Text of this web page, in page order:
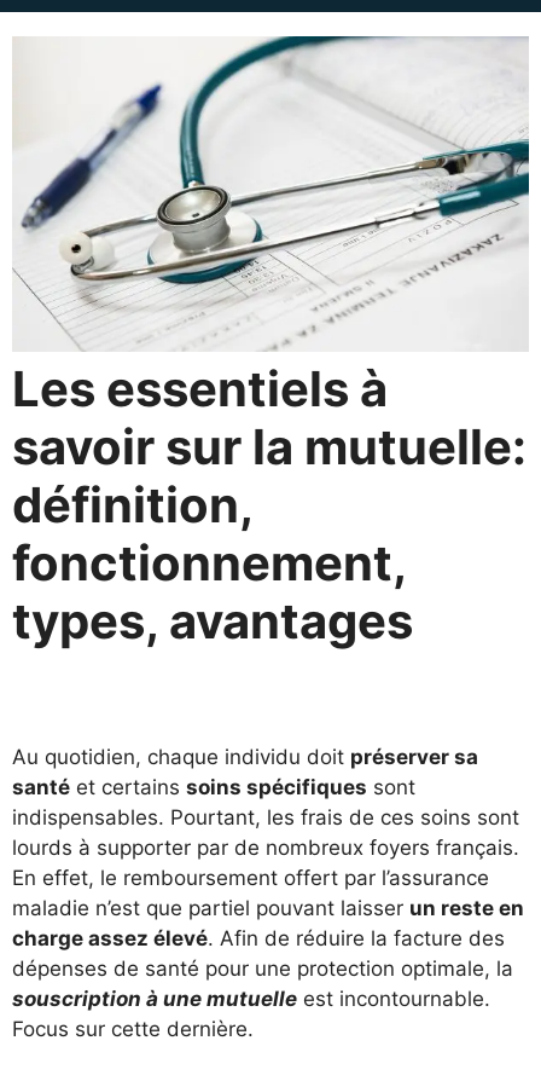
Les essentiels à
savoir sur la mutuelle:
définition,
fonctionnement,
types, avantages
Au quotidien, chaque individu doit préserver sa
santé et certains soins spécifiques sont
indispensables. Pourtant, les frais de ces soins sont
lourds à supporter par de nombreux foyers français.
En effet, le remboursement offert par l’assurance
maladie n’est que partiel pouvant laisser un reste en
charge assez élevé. Afin de réduire la facture des
dépenses de santé pour une protection optimale, la
souscription à une mutuelle est incontournable.
Focus sur cette dernière.